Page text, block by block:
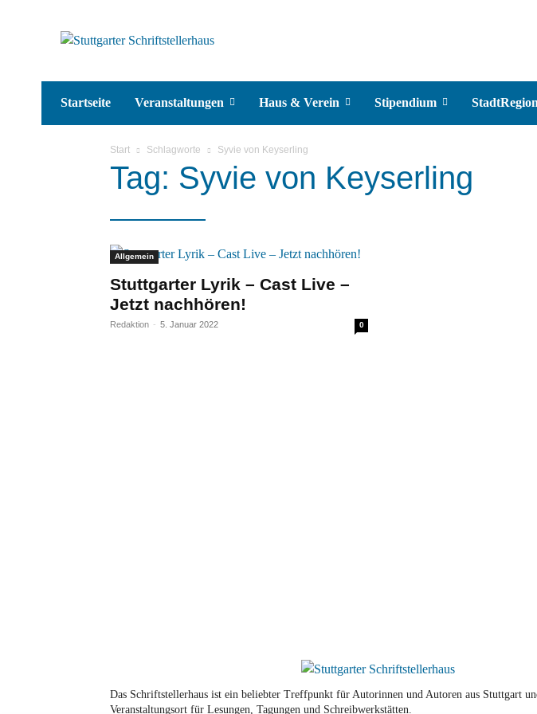
Startseite Veranstaltungen Haus & Verein Stipendium
Start Schlagworte Syvie von Keyserling
Tag: Syvie von Keyserling
Allgemein
Stuttgarter Lyrik – Cast Live –
Jetzt nachhören!
Redaktion - 5. Januar 2022 0
Das Schriftstellerhaus ist ein beliebter Treffpunkt für Autorinnen und Autoren aus Stuttgart
Veranstaltungsort für Lesungen, Tagungen und Schreibwerkstätten.